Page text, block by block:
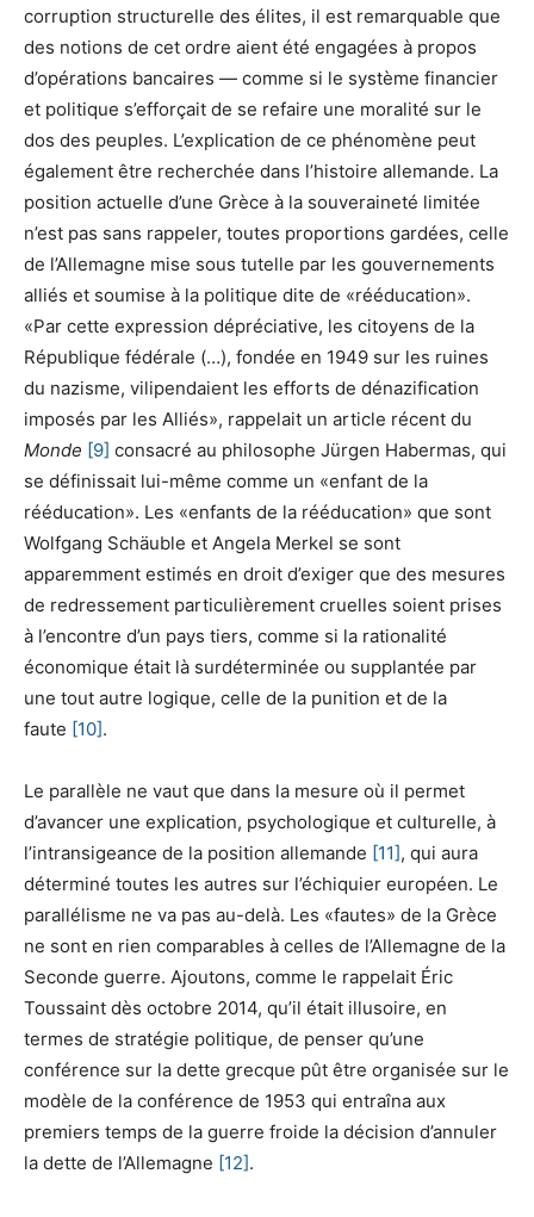
corruption structurelle des élites, il est remarquable que
des notions de cet ordre aient été engagées à propos
d’opérations bancaires — comme si le système financier
et politique s’efforçait de se refaire une moralité sur le
dos des peuples. L’explication de ce phénomène peut
également être recherchée dans l’histoire allemande. La
position actuelle d’une Grèce à la souveraineté limitée
n’est pas sans rappeler, toutes proportions gardées, celle
de l’Allemagne mise sous tutelle par les gouvernements
alliés et soumise à la politique dite de «rééducation».
«Par cette expression dépréciative, les citoyens de la
République fédérale (…), fondée en 1949 sur les ruines
du nazisme, vilipendaient les efforts de dénazification
imposés par les Alliés», rappelait un article récent du
Monde [9] consacré au philosophe Jürgen Habermas, qui
se définissait lui-même comme un «enfant de la
rééducation». Les «enfants de la rééducation» que sont
Wolfgang Schäuble et Angela Merkel se sont
apparemment estimés en droit d’exiger que des mesures
de redressement particulièrement cruelles soient prises
à l’encontre d’un pays tiers, comme si la rationalité
économique était là surdéterminée ou supplantée par
une tout autre logique, celle de la punition et de la
faute [10].
Le parallèle ne vaut que dans la mesure où il permet
d’avancer une explication, psychologique et culturelle, à
l’intransigeance de la position allemande [11], qui aura
déterminé toutes les autres sur l’échiquier européen. Le
parallélisme ne va pas au-delà. Les «fautes» de la Grèce
ne sont en rien comparables à celles de l’Allemagne de la
Seconde guerre. Ajoutons, comme le rappelait Éric
Toussaint dès octobre 2014, qu’il était illusoire, en
termes de stratégie politique, de penser qu’une
conférence sur la dette grecque pût être organisée sur le
modèle de la conférence de 1953 qui entraîna aux
premiers temps de la guerre froide la décision d’annuler
la dette de l’Allemagne [12].